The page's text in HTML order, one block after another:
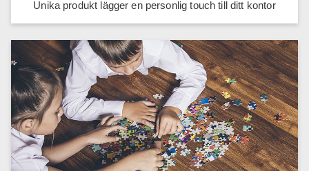
Unika produkt lägger en personlig touch till ditt kontor